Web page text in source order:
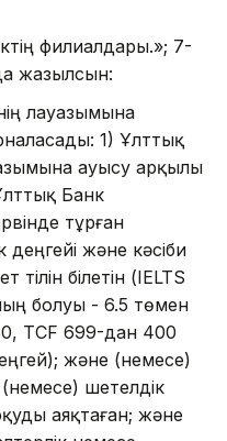
филиалдары.»; 7-
жазылсын:
лауазымына
1) Ұлттық
ауысу арқылы
Банк
тұрған
деңгейі және кәсіби
білетін (IELTS
болуы - 6.5 төмен
TCF 699-дан 400
және (немесе)
шетелдік
аяқтаған; және